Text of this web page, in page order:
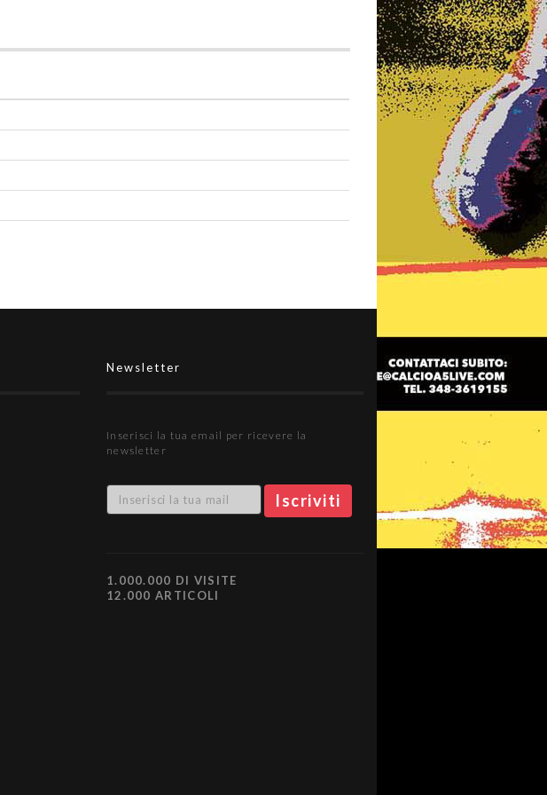
Newsletter
Inserisci la tua email per ricevere la
newsletter
1.000.000 DI VISITE
12.000 ARTICOLI